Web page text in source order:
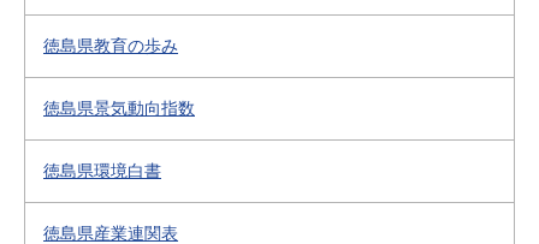
徳島県教育の歩み
徳島県景気動向指数
徳島県環境白書
徳島県産業連関表